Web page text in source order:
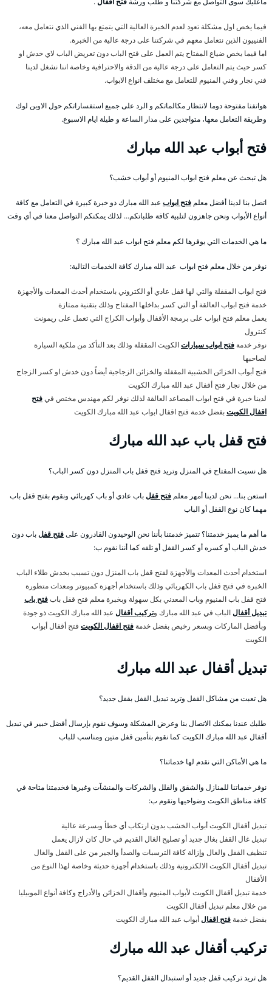
فيما يخص اول مشكلة تعود لعدم الخبرة العالية التي يتمتع بها الفني الذي نتعامل معه،
الفنييون الذين نتعامل معهم في شركتنا على درجة عالية من الخبرة.
اما فيما يخص ضياع المفتاح يتم العمل على فتح الباب دون تعريض الباب لاي خدش او
كسر حيث يتم التعامل على درجة عالية من الدقة والاحترافية وخاصة اننا نشغل لدينا
فني نجار وفني المنيوم للتعامل مع مختلف انواع الابواب.
هواتفنا مفتوحة دوما لانتظار مكالماتكم و الرد على جميع استفساراتكم حول الاوبن لوك
وطريقة التعامل معها، متواجدين على مدار الساعة و طيلة ايام الاسبوع.
فتح أبواب عبد الله مبارك
هل تبحث عن معلم فتح ابواب المنيوم أو أبواب خشب؟
اتصل بنا لدينا أفضل معلمفتح ابواب عبد الله مبارك ذو خبرة كبيرة في التعامل مع كافة
أنواع الأبواب ونحن جاهزون لتلبية كافة طلباتكم… لذلك يمكنكم التواصل معنا في أي وقت
ما هي الخدمات التي يوفرها لكم معلم فتح ابواب عبد الله مبارك ؟
نوفر من خلال معلم فتح ابواب عبد الله مبارك كافة الخدمات التالية:
فتح ابواب المقفلة والتي لها قفل عادي أو الكتروني باستخدام أحدث المعدات والأجهزة
خدمة فتح ابواب العالقة أو التي كسر بداخلها المفتاح وذلك بتقنية ممتازة
يعمل معلم فتح ابواب على برمجة الأقفال وأبواب الكراج التي تعمل على ريمونت
كنترول
نوفر خدمة فتح ابواب سياراتالكويت المقفلة وذلك بعد التأكد من ملكية السيارة
لصاحبها
فتح أبواب الخزائن الخشبية المقفلة والخزائن الزجاجية أيضاً دون خدش او كسر الزجاج
من خلال نجار فتح أقفال عبد الله مبارك الكويت
لدينا خبرة في فتح ابواب المصاعد العالقة لذلك نوفر لكم مهندس مختص فيفتح
اقفال الكويتبفضل خدمة فتح اقفال ابواب عبد الله مبارك الكويت
فتح قفل باب عبد الله مبارك
هل نسيت المفتاح في المنزل وتريد فتح قفل باب المنزل دون كسر الباب؟
استعن بنا… نحن لدينا أمهر معلم فتح قفلباب عادي أو باب كهربائي ونقوم بفتح قفل باب
مهما كان نوع القفل أو الباب
ما أهم ما يميز خدمتنا؟ تتميز خدمتنا بأننا نحن الوحيدون القادرون علىفتح قفلباب دون
خدش الباب أو كسره أو كسر القفل أو تلفه كما أننا نقوم ب:
استخدام أحدث المعدات والأجهزة لفتح قفل باب المنزل دون تسبب بخدش طلاء الباب
الخبرة في فتح قفل باب الكهربائي وذلك باستخدام أجهزة كمبيوتر ومعدات متطورة
فتح قفل باب المنيوم وباب المعدني بكل سهولة وبخبرة معلم فتح قفل بابفتح باب
تبديل أقفالالباب في عبد الله مبارك وتركيب أقفال عبد الله مبارك الكويت ذو جودة
وبأفضل الماركات وبسعر رخيص بفضل خدمة فتح اقفال الكويت فتح أقفال أبواب
الكويت
تبديل أقفال عبد الله مبارك
هل تعبت من مشاكل القفل وتريد تبديل القفل بقفل جديد؟
طلبك عندنا يمكنك الاتصال بنا وعرض المشكلة وسوف نقوم بإرسال أفضل خبير في تبديل
أقفال عبد الله مبارك الكويت كما نقوم بتأمين قفل متين ومناسب للباب
ما هي الأماكن التي نقدم لها خدماتنا؟
نوفر خدماتنا للمنازل والشقق والفلل والشركات والمنشآت وغيرها فخدمتنا متاحة في
كافة مناطق الكويت وضواحيها ونقوم ب:
تبديل أقفال الكويت أبواب الخشب بدون ارتكاب أي خطأ وبسرعة عالية
تبديل غال القفل بغال جديد أو تصليح الغال القديم في حال كان لازال يعمل
تنظيف القفل والغال وإزالة كافة الترسبات والصدأ والجير من على القفل والغال
تبديل أقفال الكويت الالكترونية وذلك باستخدام أجهزة حديثة وخاصة لهذا النوع من
الأقفال
خدمة تبديل أقفال الكويت لأبواب المنيوم وأقفال الخزائن والأدراج وكافة أنواع الموبيليا
من خلال معلم تبديل أقفال الكويت
بفضل خدمة فتح اقفالأبواب عبد الله مبارك الكويت
تركيب أقفال عبد الله مبارك
هل تريد تركيب قفل جديد أو استبدال القفل القديم؟